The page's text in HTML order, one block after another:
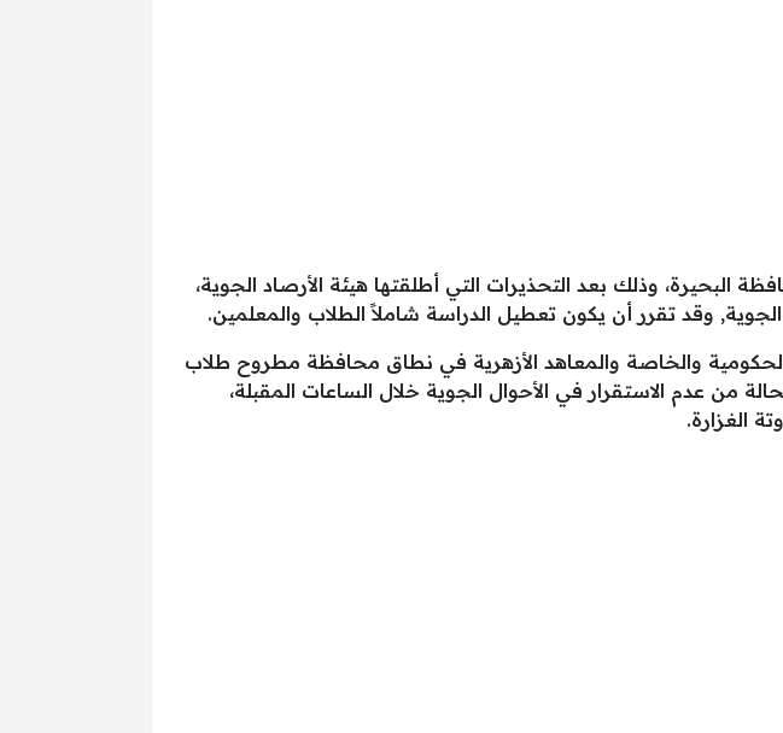
وذلك بعد التحذيرات التي أطلقتها هيئة الأرصاد الجوية،
وقد تقرر أن يكون تعطيل الدراسة شاملاً الطلاب والمعلمين.
والخاصة والمعاهد الأزهرية في نطاق محافظة مطروح طلاب
من عدم الاستقرار في الأحوال الجوية خلال الساعات المقبلة،
الغزارة.